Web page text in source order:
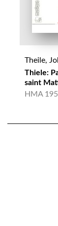
Theile,
Thiele:
saint
HMA